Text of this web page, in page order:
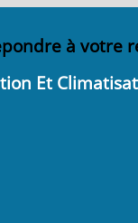
à votre
Et